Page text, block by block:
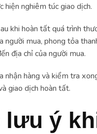
hiện nghiêm túc giao dịch.
khi hoàn tất quá trình
người mua, phong tỏa
địa chỉ của người mua.
nhận hàng và kiểm tra
giao dịch hoàn tất.
lưu ý